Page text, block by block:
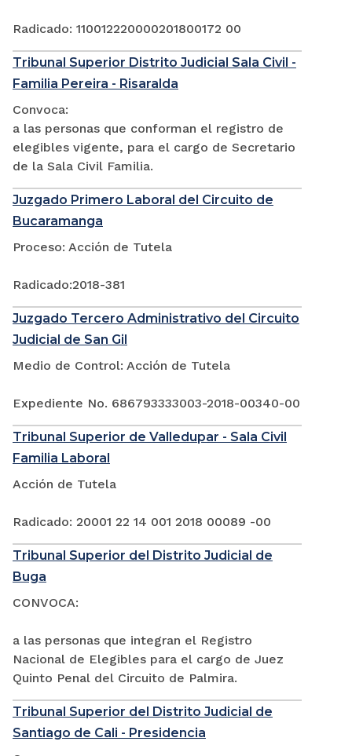
Radicado: 110012220000201800172 00
Tribunal Superior Distrito Judicial Sala Civil -
Familia Pereira - Risaralda
Convoca:
a las personas que conforman el registro de
elegibles vigente, para el cargo de Secretario
de la Sala Civil Familia.
Juzgado Primero Laboral del Circuito de
Bucaramanga
Proceso: Acción de Tutela
Radicado:2018-381
Juzgado Tercero Administrativo del Circuito
Judicial de San Gil
Medio de Control: Acción de Tutela
Expediente No. 686793333003-2018-00340-00
Tribunal Superior de Valledupar - Sala Civil
Familia Laboral
Acción de Tutela
Radicado: 20001 22 14 001 2018 00089 -00
Tribunal Superior del Distrito Judicial de
Buga
CONVOCA:
a las personas que integran el Registro
Nacional de Elegibles para el cargo de Juez
Quinto Penal del Circuito de Palmira.
Tribunal Superior del Distrito Judicial de
Santiago de Cali - Presidencia